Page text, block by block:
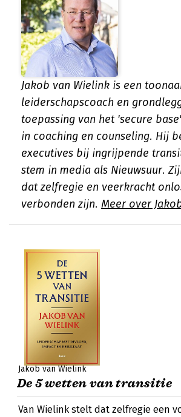
Jakob van Wielink is een
leiderschapscoach en
toepassing van het 'secure
in coaching en counseling. Hij
executives bij ingrijpende
stem in media als Nieuwsuur.
dat zelfregie en veerkracht
verbonden zijn. Meer over
Jakob van Wielink
De 5 wetten van transitie
Van Wielink stelt dat zelfregie een